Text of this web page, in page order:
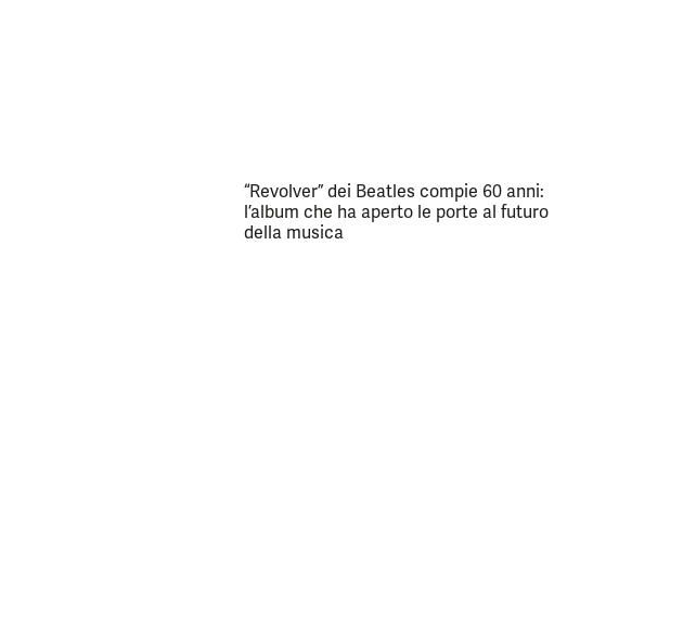
“Revolver” dei Beatles compie 60 anni:
l’album che ha aperto le porte al futuro
della musica